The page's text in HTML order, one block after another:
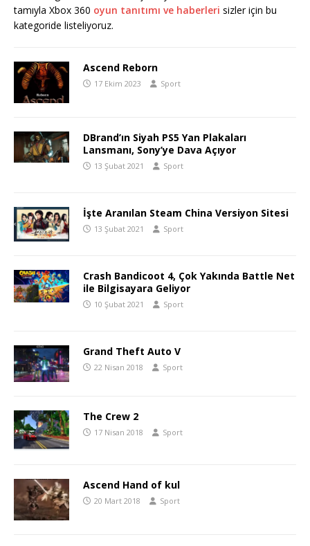
tamıyla Xbox 360 oyun tanıtımı ve haberleri sizler için bu
kategoride listeliyoruz.
Ascend Reborn
17 Ekim 2023 Sport
DBrand’ın Siyah PS5 Yan Plakaları
Lansmanı, Sony’ye Dava Açıyor
13 Şubat 2021 Sport
İşte Aranılan Steam China Versiyon Sitesi
13 Şubat 2021 Sport
Crash Bandicoot 4, Çok Yakında Battle Net
ile Bilgisayara Geliyor
10 Şubat 2021 Sport
Grand Theft Auto V
22 Nisan 2018 Sport
The Crew 2
17 Nisan 2018 Sport
Ascend Hand of kul
20 Mart 2018 Sport